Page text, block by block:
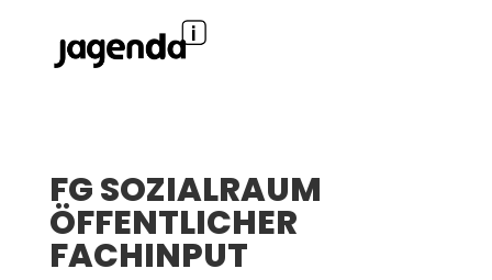
FG SOZIALRAUM
ÖFFENTLICHER
FACHINPUT